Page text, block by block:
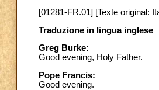
[01281-FR.01] [Texte original:
Traduzione in lingua inglese
Greg Burke:
Good evening, Holy Father.
Pope Francis:
Good evening.